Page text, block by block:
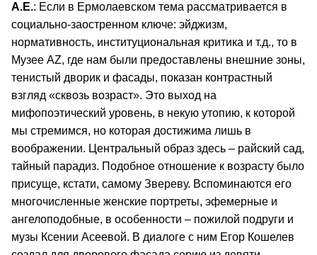
А.Е.: Если в Ермолаевском тема рассматривается в
социально-заостренном ключе: эйджизм,
нормативность, институциональная критика и т.д., то в
Музее AZ, где нам были предоставлены внешние зоны,
тенистый дворик и фасады, показан контрастный
взгляд «сквозь возраст». Это выход на
мифопоэтический уровень, в некую утопию, к которой
мы стремимся, но которая достижима лишь в
воображении. Центральный образ здесь – райский сад,
тайный парадиз. Подобное отношение к возрасту было
присуще, кстати, самому Звереву. Вспоминаются его
многочисленные женские портреты, эфемерные и
ангелоподобные, в особенности – пожилой подруги и
музы Ксении Асеевой. В диалоге с ним Егор Кошелев